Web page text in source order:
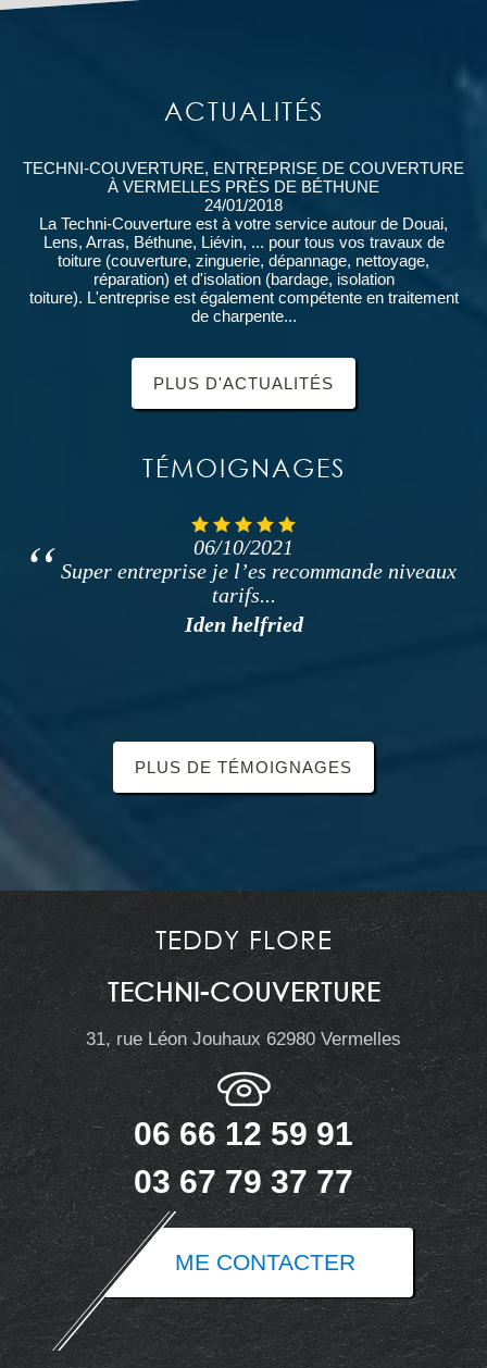
ACTUALITÉS
TECHNI-COUVERTURE, ENTREPRISE DE COUVERTURE
À VERMELLES PRÈS DE BÉTHUNE
24/01/2018
La Techni-Couverture est à votre service autour de Douai,
Lens, Arras, Béthune, Liévin, ... pour tous vos travaux de
toiture (couverture, zinguerie, dépannage, nettoyage,
réparation) et d'isolation (bardage, isolation
toiture). L'entreprise est également compétente en traitement
de charpente...
PLUS D'ACTUALITÉS
TÉMOIGNAGES
06/10/2021
Super entreprise je l’es recommande niveaux
tarifs...
Iden helfried
PLUS DE TÉMOIGNAGES
TEDDY FLORE
TECHNI-COUVERTURE
31, rue Léon Jouhaux 62980 Vermelles
06 66 12 59 91
03 67 79 37 77
ME CONTACTER